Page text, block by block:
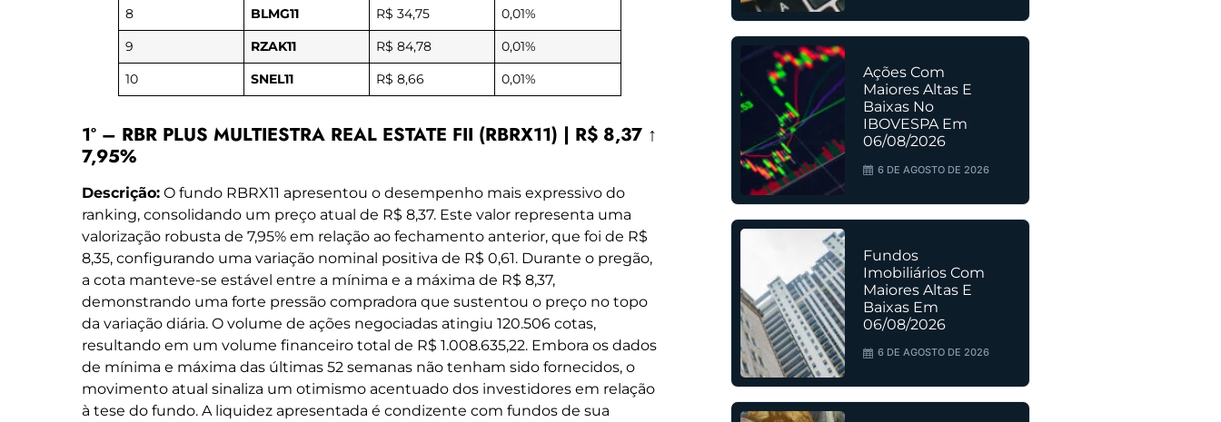
8
BLMG11 R$ 34,75
0,01%
9
RZAK11 R$ 84,78
0,01%
10
SNEL11 R$ 8,66 0,01%
1º – RBR PLUS MULTIESTRA REAL ESTATE FII (RBRX11) | R$ 8,37 ↑
7,95%
Descrição: O fundo RBRX11 apresentou o desempenho mais expressivo do
ranking, consolidando um preço atual de R$ 8,37. Este valor representa uma
valorização robusta de 7,95% em relação ao fechamento anterior, que foi de R$
8,35, configurando uma variação nominal positiva de R$ 0,61. Durante o pregão,
a cota manteve-se estável entre a mínima e a máxima de R$ 8,37,
demonstrando uma forte pressão compradora que sustentou o preço no topo
da variação diária. O volume de ações negociadas atingiu 120.506 cotas,
resultando em um volume financeiro total de R$ 1.008.635,22. Embora os dados
de mínima e máxima das últimas 52 semanas não tenham sido fornecidos, o
movimento atual sinaliza um otimismo acentuado dos investidores em relação
à tese do fundo. A liquidez apresentada é condizente com fundos de sua
Ações Com
Maiores Altas E
Baixas No
IBOVESPA Em
06/08/2026
6 DE AGOSTO DE 2026
Fundos
Imobiliários Com
Maiores Altas E
Baixas Em
06/08/2026
6 DE AGOSTO DE 2026